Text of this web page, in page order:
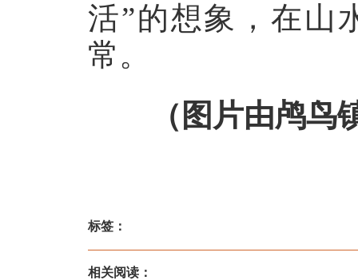
活”的想象，在山
常。
（图片由鸬鸟镇
标签：
相关阅读：